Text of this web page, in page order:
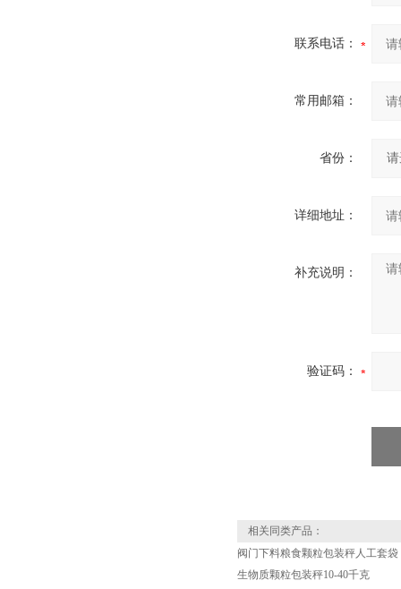
联系电话：
常用邮箱：
省份：
详细地址：
补充说明：
验证码：
相关同类产品：
阀门下料粮食颗粒包装秤人工套袋
生物质颗粒包装秤10-40千克